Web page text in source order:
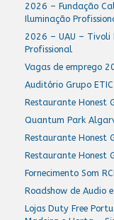
2026 – Fundação
Iluminação
2026 – UAU – Tivoli
Profissional
Vagas de emprego
Auditório Grupo
Restaurante Honest
Quantum Park
Restaurante Honest
Restaurante Honest
Fornecimento Som
Roadshow de Audio
Lojas Duty Free